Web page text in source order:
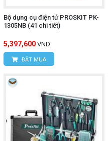
Bộ dụng cụ điện tử PROSKIT PK-
1305NB (41 chi tiết)
5,397,600 VND
ĐẶT MUA